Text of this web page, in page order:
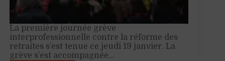
La première journée grève
interprofessionnelle contre la réforme des
retraites s’est tenue ce jeudi 19 janvier. La
grève s’est accompagnée…